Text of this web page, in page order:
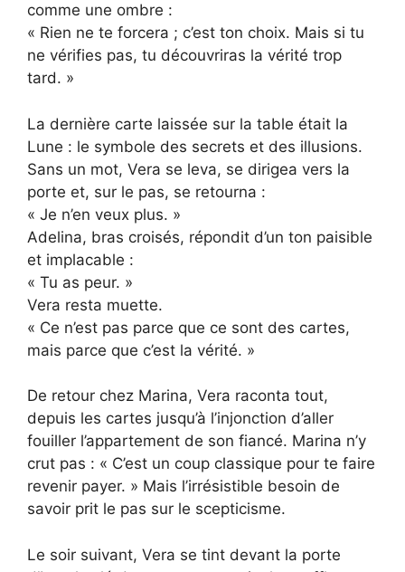
comme une ombre :
« Rien ne te forcera ; c’est ton choix. Mais si tu
ne vérifies pas, tu découvriras la vérité trop
tard. »
La dernière carte laissée sur la table était la
Lune : le symbole des secrets et des illusions.
Sans un mot, Vera se leva, se dirigea vers la
porte et, sur le pas, se retourna :
« Je n’en veux plus. »
Adelina, bras croisés, répondit d’un ton paisible
et implacable :
« Tu as peur. »
Vera resta muette.
« Ce n’est pas parce que ce sont des cartes,
mais parce que c’est la vérité. »
De retour chez Marina, Vera raconta tout,
depuis les cartes jusqu’à l’injonction d’aller
fouiller l’appartement de son fiancé. Marina n’y
crut pas : « C’est un coup classique pour te faire
revenir payer. » Mais l’irrésistible besoin de
savoir prit le pas sur le scepticisme.
Le soir suivant, Vera se tint devant la porte